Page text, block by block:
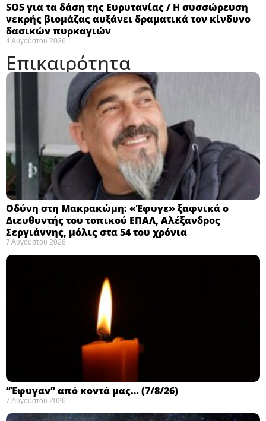
SOS για τα δάση της Ευρυτανίας / Η συσσώρευση
νεκρής βιομάζας αυξάνει δραματικά τον κίνδυνο
δασικών πυρκαγιών
4 Αυγούστου 2026
Επικαιρότητα
Οδύνη στη Μακρακώμη: «Έφυγε» ξαφνικά ο
Διευθυντής του τοπικού ΕΠΑΛ, Αλέξανδρος
Σεργιάννης, μόλις στα 54 του χρόνια
7 Αυγούστου 2026
“Έφυγαν” από κοντά μας… (7/8/26)
7 Αυγούστου 2026